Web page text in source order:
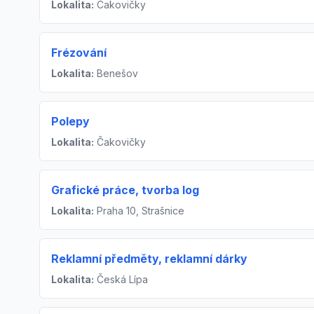
Lokalita: Čakovičky
Frézování
Lokalita: Benešov
Polepy
Lokalita: Čakovičky
Grafické práce, tvorba log
Lokalita: Praha 10, Strašnice
Reklamní předměty, reklamní dárky
Lokalita: Česká Lípa